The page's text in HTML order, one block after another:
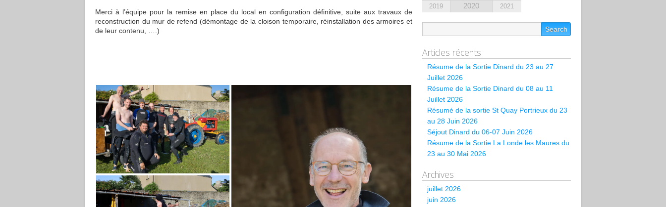
Merci à l’équipe pour la remise en place du local en configuration définitive, suite aux travaux de
reconstruction du mur de refend (démontage de la cloison temporaire, réinstallation des armoires et
de leur contenu, ….)
2019 2020 2021
Articles récents
Résume de la Sortie Dinard du 23 au 27
Juillet 2026
Résume de la Sortie Dinard du 08 au 11
Juillet 2026
Résumé de la sortie St Quay Portrieux du 23
au 28 Juin 2026
Séjout Dinard du 06-07 Juin 2026
Résume de la Sortie La Londe les Maures du
23 au 30 Mai 2026
Archives
juillet 2026
juin 2026